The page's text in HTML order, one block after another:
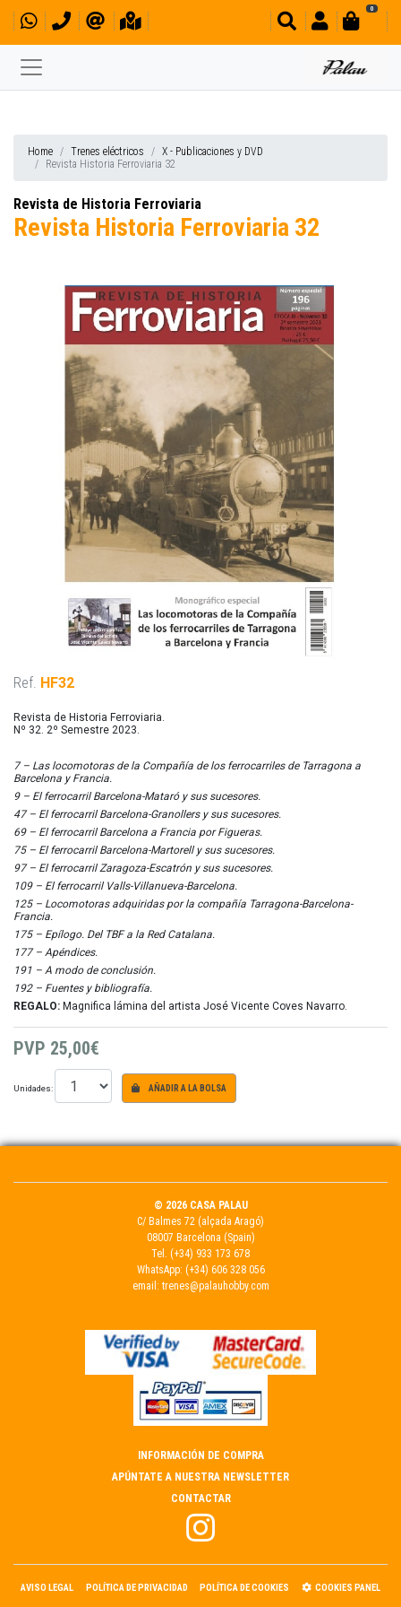
0
Home Trenes eléctricos
X - Publicaciones y DVD
Revista Historia Ferroviaria 32
Revista de Historia Ferroviaria
Revista Historia Ferroviaria 32
Ref. HF32
Revista de Historia Ferroviaria.
Nº 32. 2º Semestre 2023.
7 – Las locomotoras de la Compañía de los ferrocarriles de Tarragona a
Barcelona y Francia.
9 – El ferrocarril Barcelona-Mataró y sus sucesores.
47 – El ferrocarril Barcelona-Granollers y sus sucesores.
69 – El ferrocarril Barcelona a Francia por Figueras.
75 – El ferrocarril Barcelona-Martorell y sus sucesores.
97 – El ferrocarril Zaragoza-Escatrón y sus sucesores.
109 – El ferrocarril Valls-Villanueva-Barcelona.
125 – Locomotoras adquiridas por la compañía Tarragona-Barcelona-
Francia.
175 – Epílogo. Del TBF a la Red Catalana.
177 – Apéndices.
191 – A modo de conclusión.
192 – Fuentes y bibliografía.
REGALO: Magnifica lámina del artista José Vicente Coves Navarro.
PVP 25,00€
Unidades: AÑADIR A LA BOLSA
© 2026 CASA PALAU
C/ Balmes 72 (alçada Aragó)
08007 Barcelona (Spain)
Tel. (+34) 933 173 678
WhatsApp: (+34) 606 328 056
email: trenes@palauhobby.com
INFORMACIÓN DE COMPRA
APÚNTATE A NUESTRA NEWSLETTER
CONTACTAR
AVISO LEGAL POLÍTICA DE PRIVACIDAD POLÍTICA DE COOKIES COOKIES PANEL